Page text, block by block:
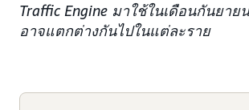
Traffic Engine มาใช้ในเดือนกันยา
อาจแตกต่างกันไปในแต่ละราย